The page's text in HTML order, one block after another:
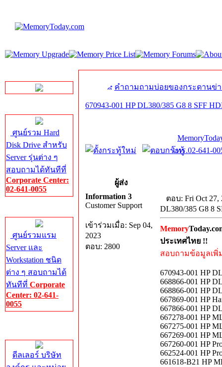
ศูนย์รวม Hard
Disk Drive สำหรับ
Server รุ่นต่าง ๆ
สอบถามได้ทันทีที่
Corporate Center:
02-641-0055
ศูนย์รวมแรม
Server และ
Workstation ชนิด
ต่าง ๆ สอบถามได้
ทันทีที่ Corporate
Center: 02-641-
0055
ดีลเลอร์ บริษัท
คำถามถามบ่อยของกระดานข่
670943-001 HP DL380/385 G8 8 SFF
โทร.02-641-
ผู้ส่ง
Information 3
Customer Support
เข้าร่วมเมื่อ: Sep 04,
2023
ตอบ: 2800
ตอบ: Fri Oct 27,
DL380/385 G8 8
Memory
ประเทศไทย !!
สอบถามข้อมูลเพิ่
670943-001 HP
668866-001 HP
668866-001 HP
667869-001 HP
667866-001 HP
667278-001 HP
667275-001 HP
667269-001 HP
667260-001 HP
662524-001 HP
661618-B21 HP